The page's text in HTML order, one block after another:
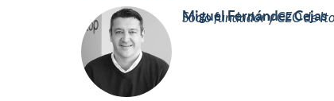
Miguel Fernández Cejas
Socio fundador y CEO de